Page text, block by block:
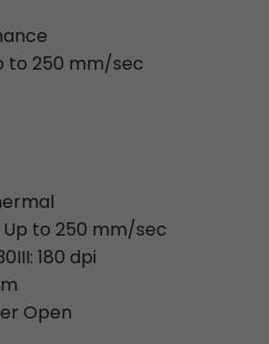
to 250 mm/sec
Up to 250 mm/sec
180 dpi
Open